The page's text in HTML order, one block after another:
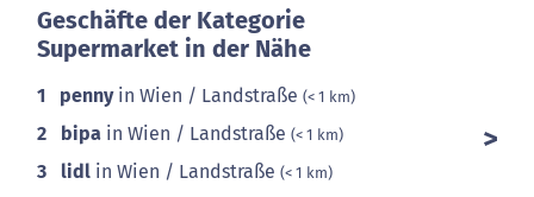
Geschäfte der Kategorie
Supermarket in der Nähe
1 pennyin Wien / Landstraße (< 1 km)
2 bipa in Wien / Landstraße (< 1 km)
3 lidl in Wien / Landstraße (< 1 km)